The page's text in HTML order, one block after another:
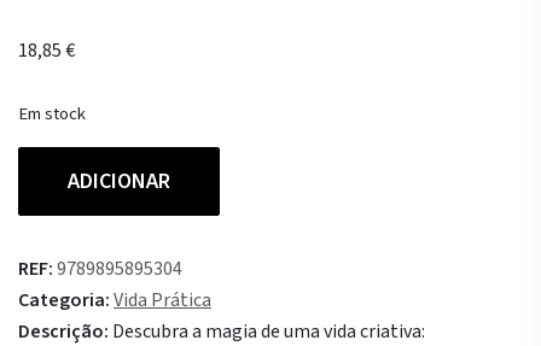
18,85€
Em stock
A
Magia
ADICIONAR
REF:9789895895304
Categoria:Vida Prática
Descrição: Descubra a magia de uma vida criativa: